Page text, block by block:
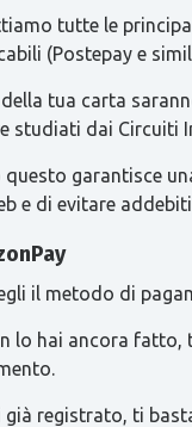
tutte le
(Postepay e
tua carta
studiati dai Circuiti
garantisce
e di evitare
il metodo di
lo hai ancora
già registrato, ti